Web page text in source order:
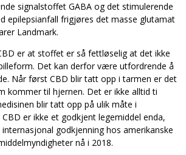
signalstoffet GABA og det stimulerende
epilepsianfall frigjøres det masse glutamat
Landmark.
er at stoffet er så fettløselig at det ikke
Det kan derfor være utfordrende å
Når først CBD blir tatt opp i tarmen er det
kommer til hjernen. Det er ikke alltid ti
blir tatt opp på ulik måte i
er ikke et godkjent legemiddel enda,
godkjenning hos amerikanske
nå i 2018.